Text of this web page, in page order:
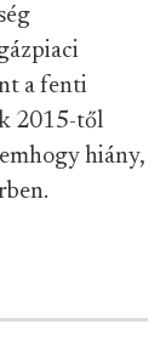
a fenti
2015-től
hiány,